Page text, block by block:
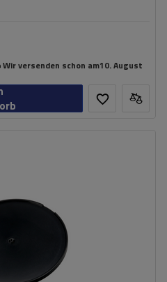
Wir versenden schon am10. August